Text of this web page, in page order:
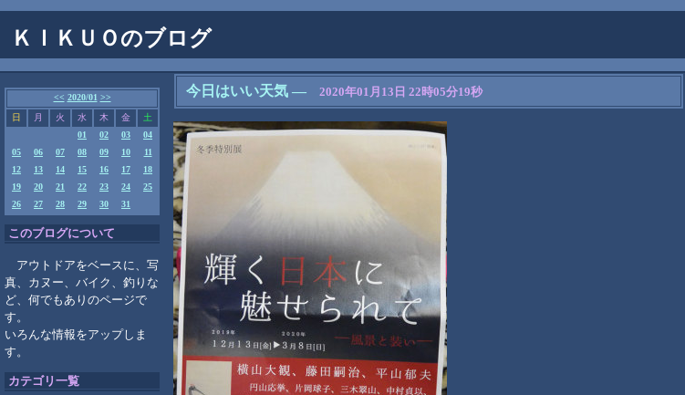
ＫＩＫＵＯのブログ
<< 2020/01 >>
日
月 火 水 木 金
土
01
02 03
04
05
06 07 08 09 10
11
12
13 14 15 16 17
18
19
20 21 22 23 24
25
26
27 28 29 30 31
このブログについて
アウトドアをベースに、写
真、カヌー、バイク、釣りな
ど、何でもありのページで
す。
いろんな情報をアップしま
す。
カテゴリ一覧
今日はいい天気 ― 2020年01月13日 22時05分19秒